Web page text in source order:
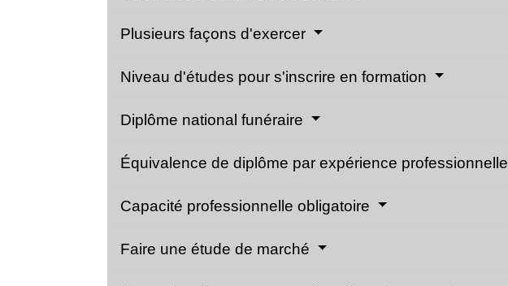
Plusieurs façons d'exercer
Niveau d'études pour s'inscrire en formation
Diplôme national funéraire
Équivalence de diplôme par expérience professionnelle
Capacité professionnelle obligatoire
Faire une étude de marché